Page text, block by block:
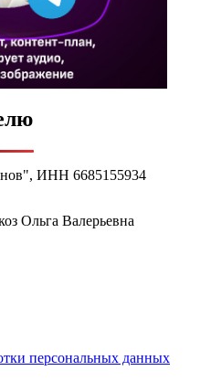
ИНН 6685155934
Ольга Валерьевна
персональных данных